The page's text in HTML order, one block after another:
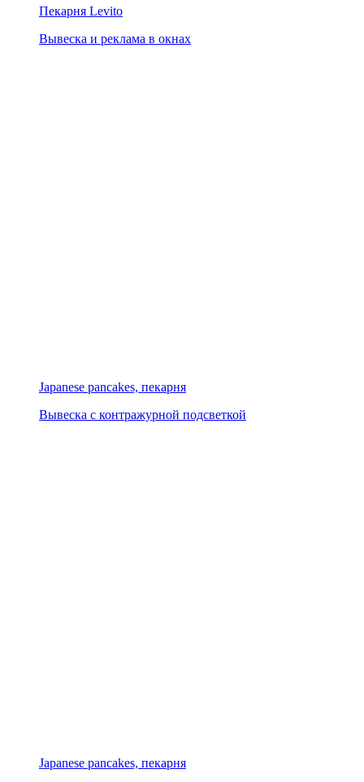
Пекарня Levito
Вывеска и реклама в окнах
Japanese pancakes, пекарня
Вывеска с контражурной подсветкой
Japanese pancakes, пекарня